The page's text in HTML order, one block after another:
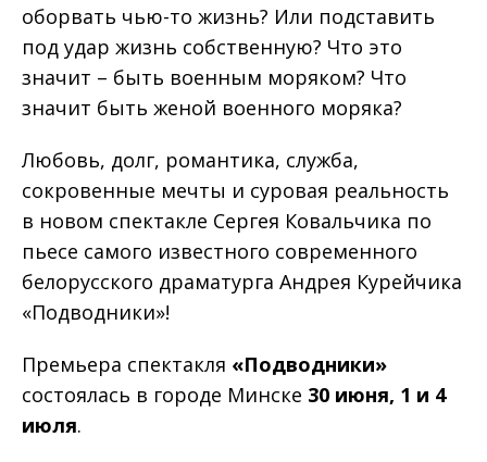
оборвать чью-то жизнь? Или подставить
под удар жизнь собственную? Что это
значит – быть военным моряком? Что
значит быть женой военного моряка?
Любовь, долг, романтика, служба,
сокровенные мечты и суровая реальность
в новом спектакле Сергея Ковальчика по
пьесе самого известного современного
белорусского драматурга Андрея Курейчика
«Подводники»!
Премьера спектакля «Подводники»
состоялась в городе Минске 30 июня, 1 и 4
июля.